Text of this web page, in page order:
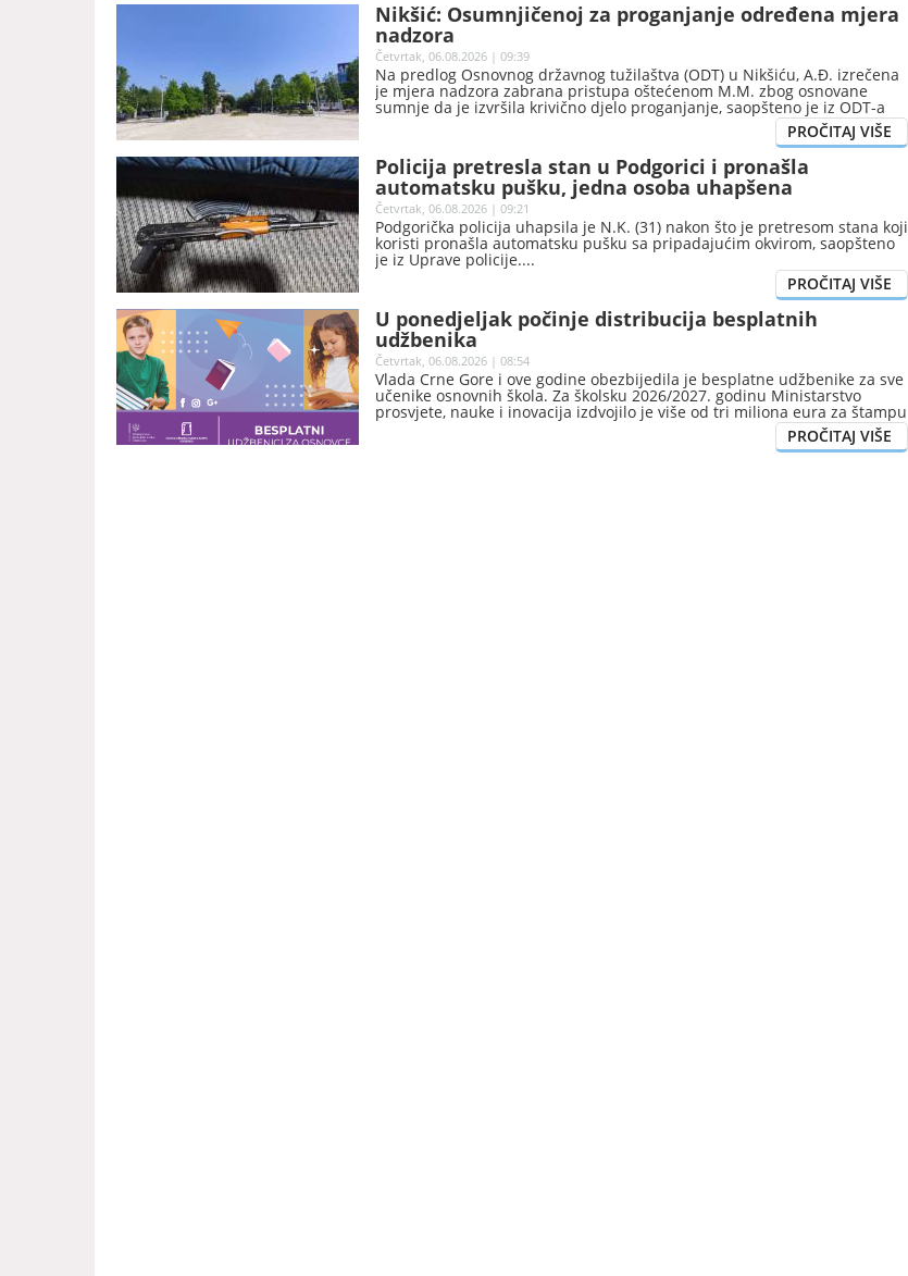
Nikšić: Osumnjičenoj za proganjanje određena mjera
nadzora
Četvrtak, 06.08.2026 | 09:39
Na predlog Osnovnog državnog tužilaštva (ODT) u Nikšiću, A.Đ. izrečena
je mjera nadzora zabrana pristupa oštećenom M.M. zbog osnovane
sumnje da je izvršila krivično djelo proganjanje, saopšteno je iz ODT-a
Nikšić
Policija pretresla stan u Podgorici i pronašla
automatsku pušku, jedna osoba uhapšena
Četvrtak, 06.08.2026 | 09:21
Podgorička policija uhapsila je N.K. (31) nakon što je pretresom stana koji
koristi pronašla automatsku pušku sa pripadajućim okvirom, saopšteno
je iz Uprave policije.
U ponedjeljak počinje distribucija besplatnih
udžbenika
Četvrtak, 06.08.2026 | 08:54
Vlada Crne Gore i ove godine obezbijedila je besplatne udžbenike za sve
učenike osnovnih škola. Za školsku 2026/2027. godinu Ministarstvo
prosvjete, nauke i inovacija izdvojilo je više od tri miliona eura za štampu
besplatnih udžbenika i nabavku udžbenika za strane jezike, saopšteno je